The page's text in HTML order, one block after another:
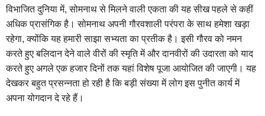
विभाजित दुनिया में, सोमनाथ से मिलने वाली एकता की यह सीख पहले से कहीं
अधिक प्रासंगिक है। सोमनाथ अपनी गौरवशाली परंपरा के साथ हमेशा खड़ा
रहेगा, क्योंकि यह हमारी साझा सभ्यता का प्रतीक है। इसी गौरव को नमन
करते हुए बलिदान देने वाले वीरों की स्मृति में और दानवीरों की उदारता को याद
करते हुए अगले एक हजार दिनों तक यहां विशेष पूजा आयोजित की जाएगी। यह
देखकर बहुत प्रसन्नता हो रही है कि बड़ी संख्या में लोग इस पुनीत कार्य में
अपना योगदान दे रहे हैं।